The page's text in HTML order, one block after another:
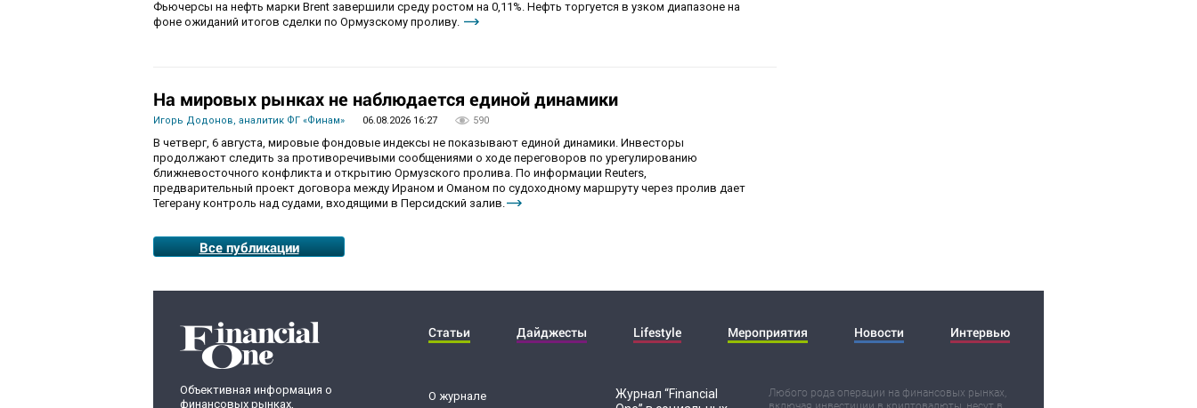
Фьючерсы на нефть марки Brent завершили среду ростом на 0,11%. Нефть торгуется в узком диапазоне на
фоне ожиданий итогов сделки по Ормузскому проливу.
На мировых рынках не наблюдается единой динамики
Игорь Додонов, аналитик ФГ «Финам» 06.08.2026 16:27 590
В четверг, 6 августа, мировые фондовые индексы не показывают единой динамики. Инвесторы
продолжают следить за противоречивыми сообщениями о ходе переговоров по урегулированию
ближневосточного конфликта и открытию Ормузского пролива. По информации Reuters,
предварительный проект договора между Ираном и Оманом по судоходному маршруту через пролив дает
Тегерану контроль над судами, входящими в Персидский залив.
Все публикации
Объективная информация о
финансовых рынках,
Статьи Дайджесты Lifestyle Мероприятия Новости Интервью
О журнале
Журнал “Financial
Любого рода операции на финансовых рынках,